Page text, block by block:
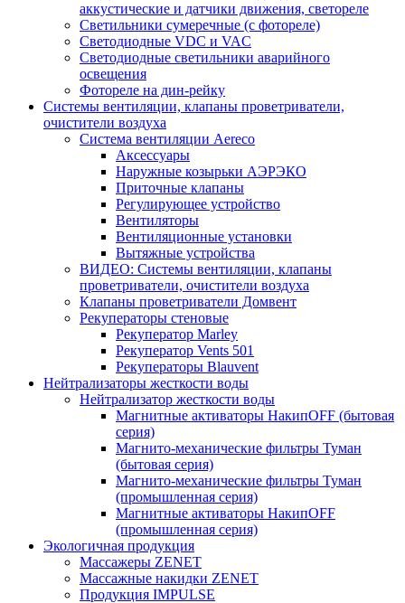
аккустические и датчики движения, светореле
Светильники сумеречные (с фотореле)
Светодиодные VDC и VAC
Светодиодные светильники аварийного
освещения
Фотореле на дин-рейку
Системы вентиляции, клапаны проветриватели,
очистители воздуха
Система вентиляции Aereco
Аксессуары
Наружные козырьки АЭРЭКО
Приточные клапаны
Регулирующее устройство
Вентиляторы
Вентиляционные установки
Вытяжные устройства
ВИДЕО: Системы вентиляции, клапаны
проветриватели, очистители воздуха
Клапаны проветриватели Домвент
Рекуператоры стеновые
Рекуператор Marley
Рекуператор Vents 501
Рекуператоры Blauvent
Нейтрализаторы жесткости воды
Нейтрализатор жесткости воды
Магнитные активаторы НакипOFF (бытовая
серия)
Магнито-механические фильтры Туман
(бытовая серия)
Магнито-механические фильтры Туман
(промышленная серия)
Магнитные активаторы НакипOFF
(промышленная серия)
Экологичная продукция
Массажеры ZENET
Массажные накидки ZENET
Продукция IMPULSE